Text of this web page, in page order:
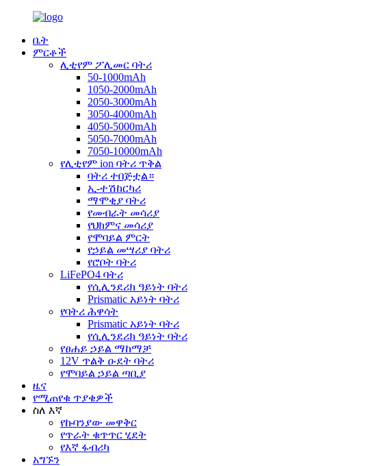
ቤት
ምርቶች
ሊቲየም ፖሊመር ባትሪ
50-1000mAh
1050-2000mAh
2050-3000mAh
3050-4000mAh
4050-5000mAh
5050-7000mAh
7050-10000mAh
የሊቲየም ion ባትሪ ጥቅል
ባትሪ ተበጅቷል።
ኢ-ተሽከርካሪ
ማሞቂያ ባትሪ
የመብራት መሳሪያ
የህክምና መሳሪያ
የሞባይል ምርት
የኃይል መሣሪያ ባትሪ
የሮቦት ባትሪ
LiFePO4 ባትሪ
የሲሊንደሪክ ዓይነት ባትሪ
Prismatic አይነት ባትሪ
የባትሪ ሕዋሳት
Prismatic አይነት ባትሪ
የሲሊንደሪክ ዓይነት ባትሪ
የፀሐይ ኃይል ማከማቻ
12V ጥልቅ ዑደት ባትሪ
የሞባይል ኃይል ጣቢያ
ዜና
የሚጠየቁ ጥያቄዎች
ስለ እኛ
የኩባንያው መዋቅር
የጥራት ቁጥጥር ሂደት
የእኛ ፋብሪካ
አግኙን